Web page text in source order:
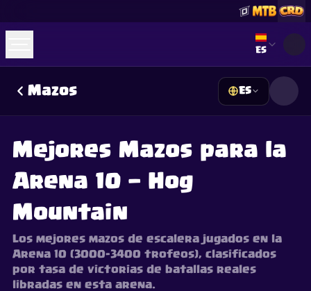
Select
ES
Mazos ES
Mejores Mazos para la
Arena 10 — Hog
Mountain
Los mejores mazos de escalera jugados en la
Arena 10 (3000–3400 trofeos), clasificados
por tasa de victorias de batallas reales
libradas en esta arena.
Unirse a Discord
Guides
FAQAboutContactPrivacyTerms
© 2026 ClashRoyaleDeck.com Todos los Derechos Reservados
This content is not affiliated with, endorsed, sponsored, or
specifically approved by Supercell and Supercell is not
responsible for it. For more information see